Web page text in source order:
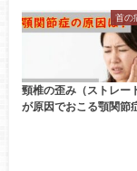
首の
頸椎の歪み（ストレー
が原因でおこる顎関節